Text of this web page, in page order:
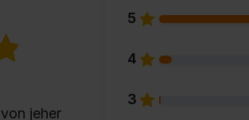
von jeher
5
4
3